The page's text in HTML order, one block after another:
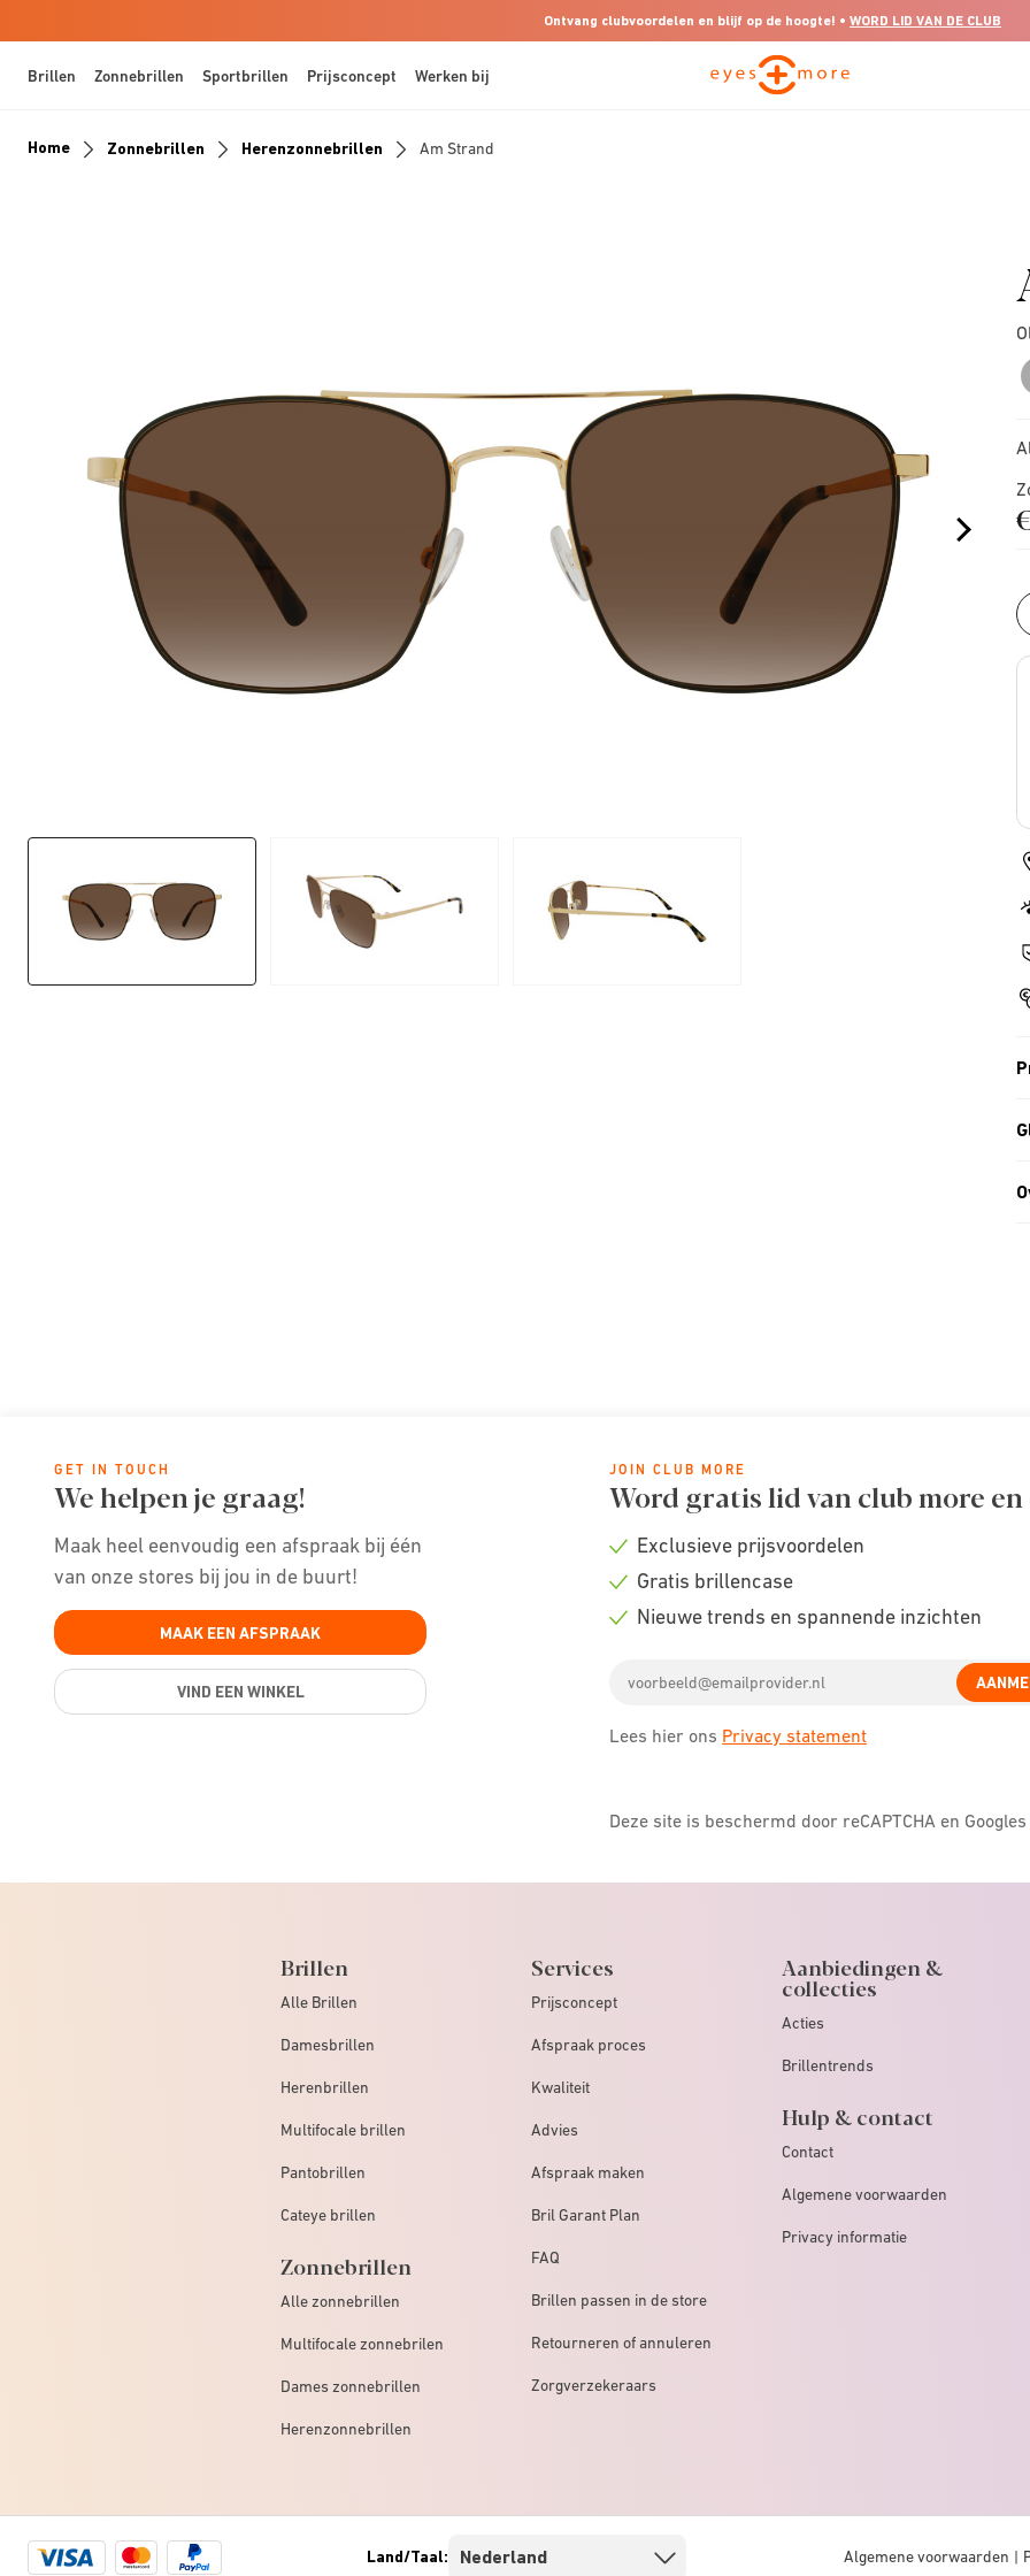
Ontvang clubvoordelen en blijf op de hoogte! • WORD LID VAN DE CLUB
Brillen Zonnebrillen Sportbrillen Prijsconcept Werken bij
Home Zonnebrillen Herenzonnebrillen Am Strand
GET IN TOUCH
We helpen je graag!
Maak heel eenvoudig een afspraak bij één
van onze stores bij jou in de buurt!
MAAK EEN AFSPRAAK
VIND EEN WINKEL
JOIN CLUB MORE
Word gratis lid van club more
Check
Exclusieve prijsvoordelen
Check
Gratis brillencase
Nieuwe trends en spannende inzichten
address
Lees hier ons Privacy statement
Deze site is beschermd door reCAPTCHA en Googles
Brillen
Alle Brillen
Damesbrillen
Herenbrillen
Multifocale brillen
Pantobrillen
Cateye brillen
Zonnebrillen
Alle zonnebrillen
Multifocale zonnebrilen
Dames zonnebrillen
Herenzonnebrillen
Services
Prijsconcept
Afspraak proces
Kwaliteit
Advies
Afspraak maken
Bril Garant Plan
FAQ
Brillen passen in de store
Retourneren of annuleren
Zorgverzekeraars
Aanbiedingen &
collecties
Acties
Brillentrends
Hulp & contact
Contact
Algemene voorwaarden
Privacy informatie
Visa
Mastercard
Paypal Land/Taal: Algemene voorwaarden